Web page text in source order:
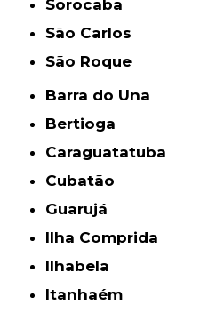
Sorocaba
São Carlos
São Roque
Barra do Una
Bertioga
Caraguatatuba
Cubatão
Guarujá
Ilha Comprida
Ilhabela
Itanhaém